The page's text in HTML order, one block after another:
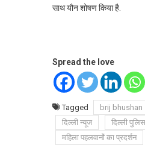
साथ यौन शोषण किया है.
Spread the love
Tagged brij bhushan
दिल्ली न्यूज
दिल्ली पुलिस
महिला पहलवानों का प्रदर्शन